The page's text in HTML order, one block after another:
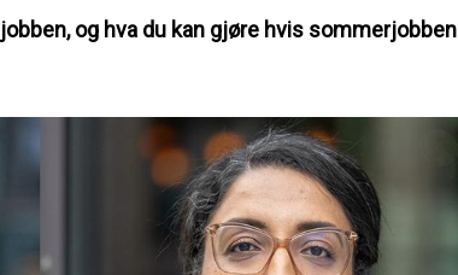
og hva du kan gjøre hvis sommerjobben